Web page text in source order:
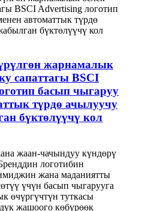
жарнамалык
сапаттагы BSCI
басып чыгаруу
түрдө ачылуучу
бүктөлүүчү кол
жаан-чачындуу күндөрү
логотибин
жана маданиятты
үчүн басып чыгарууга
өчүргүчтүн туткасы
жашоого көбүрөөк